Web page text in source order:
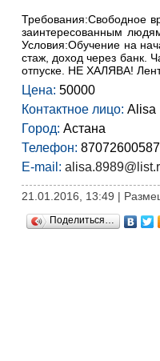
Требования:Свободное
заинтересованным
Условия:Обучение на
стаж, доход через банк.
отпуске. НЕ ХАЛЯВА!
Цена: 50000
Контактное лицо: Alisa
Город: Астана
Телефон: 87072600587
E-mail:
21.01.2016, 13:49 |
Поделиться…